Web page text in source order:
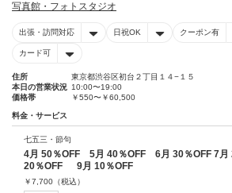
写真館・フォトスタジオ
出張・訪問対応 日祝OK クーポン有
カード可
住所
東京都渋谷区初台２丁目１４−１５
本日の営業状況 10:00〜19:00
価格帯
￥550〜￥60,500
料金・サービス
七五三・節句
4月 50％OFF 5月 40％OFF 6月 30％OFF 7
20％OFF 9月 10％OFF
￥7,700 （税込）